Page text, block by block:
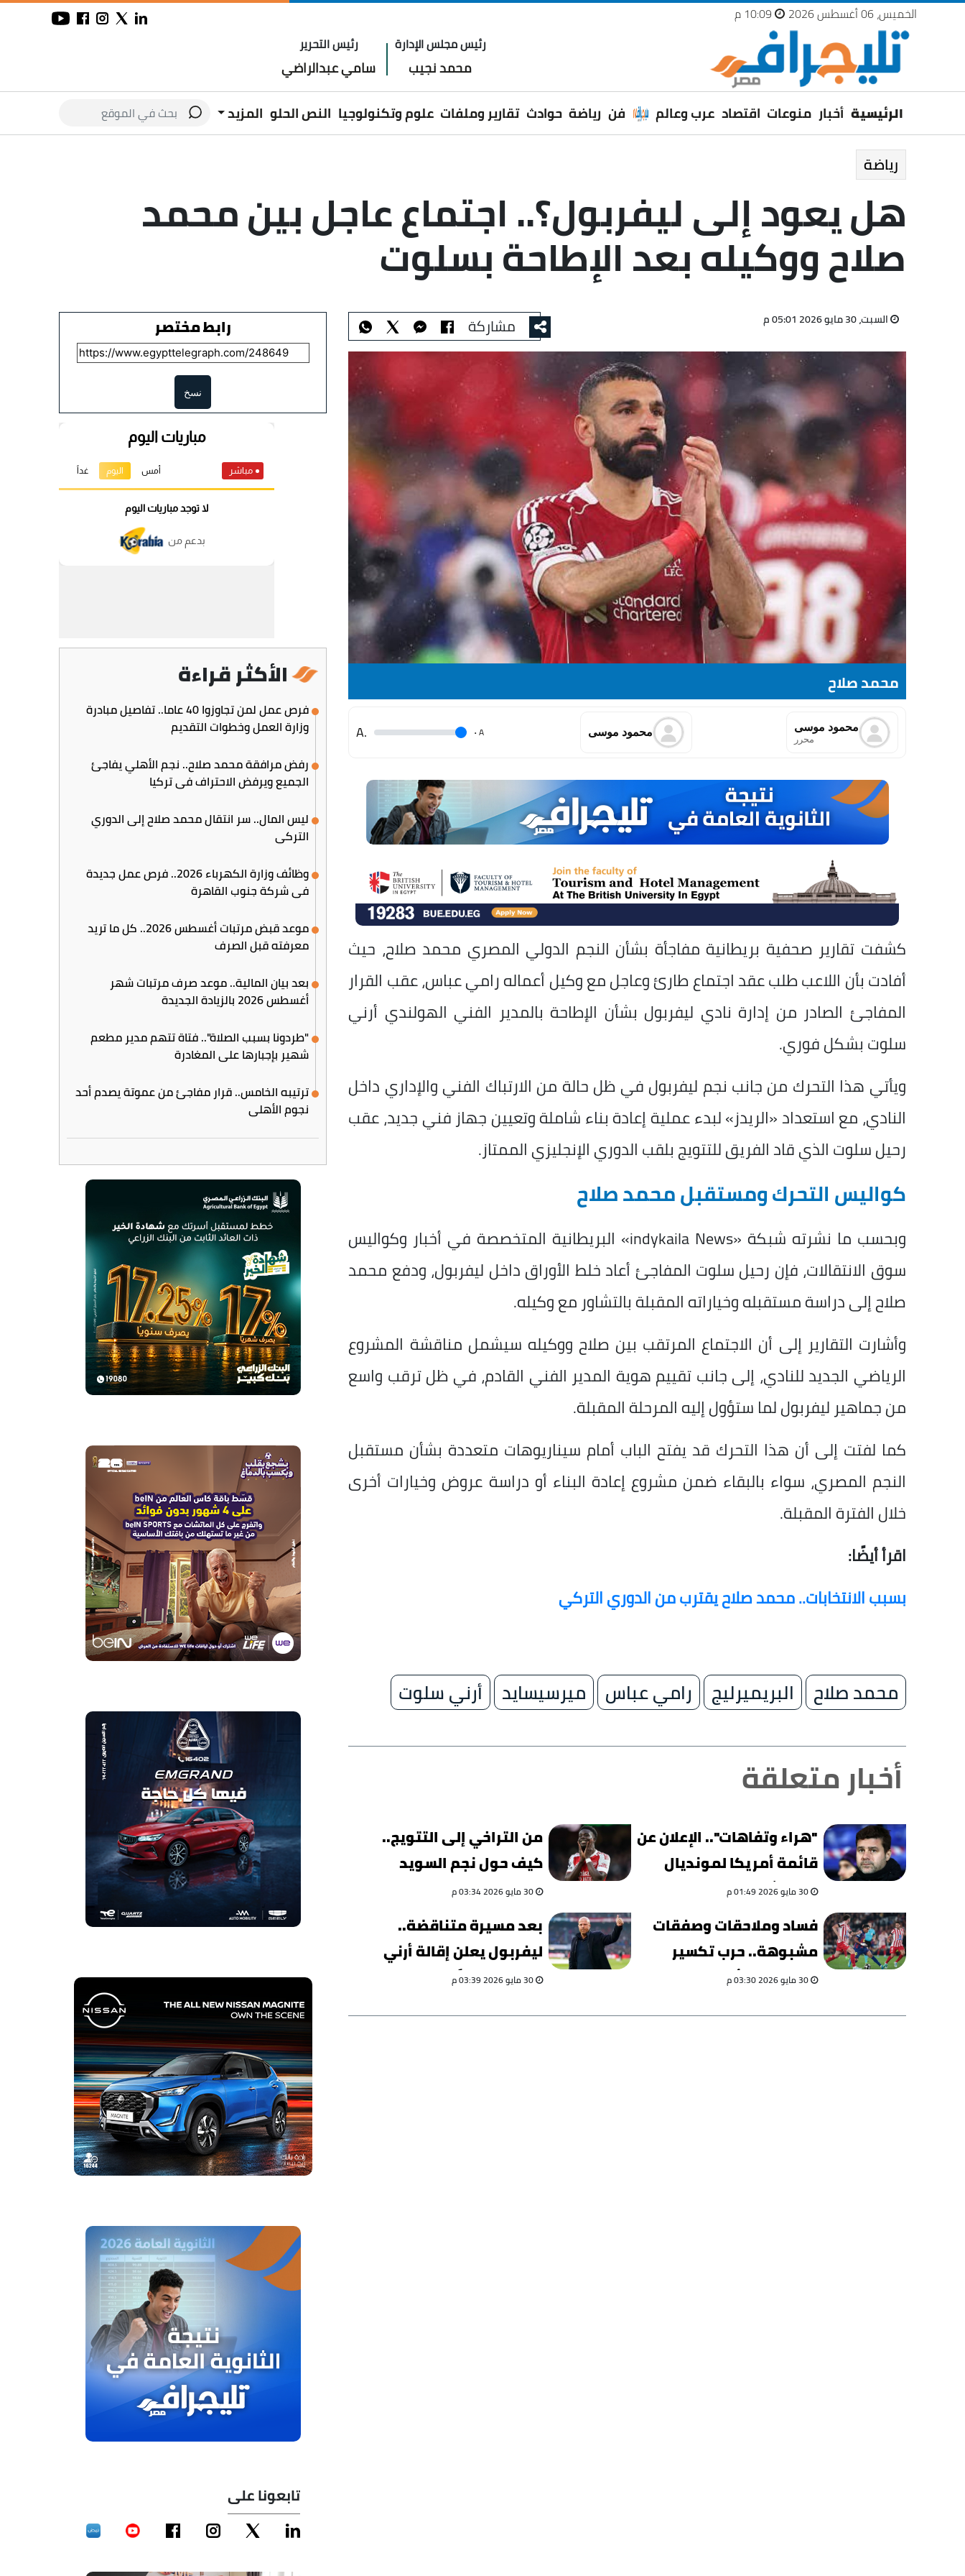
الخميس، 06 أغسطس 2026
رئيس مجلس الإدارة
محمد نجيب
رئيس التحرير
سامي عبدالراضي
الرئيسية أخبار منوعات اقتصاد عرب وعالم فن رياضة حوادث تقارير وملفات علوم وتكنولوجيا النص الحلو المزيد
رياضة
هل يعود إلى ليفربول؟.. اجتماع عاجل بين محمد
صلاح ووكيله بعد الإطاحة بسلوت
السبت، 30 مايو 2026 05:01 م مشاركة
محمد صلاح
محمود موسى
محرر محمود موسى A
.
.A
كشفت تقارير صحفية بريطانية مفاجأة بشأن النجم الدولي المصري محمد صلاح، حيث
أفادت بأن اللاعب طلب عقد اجتماع طارئ وعاجل مع وكيل أعماله رامي عباس، عقب القرار
المفاجئ الصادر من إدارة نادي ليفربول بشأن الإطاحة بالمدير الفني الهولندي أرني
سلوت بشكل فوري.
ويأتي هذا التحرك من جانب نجم ليفربول في ظل حالة من الارتباك الفني والإداري داخل
النادي، مع استعداد «الريدز» لبدء عملية إعادة بناء شاملة وتعيين جهاز فني جديد، عقب
رحيل سلوت الذي قاد الفريق للتتويج بلقب الدوري الإنجليزي الممتاز.
كواليس التحرك ومستقبل محمد صلاح
وبحسب ما نشرته شبكة «indykaila News» البريطانية المتخصصة في أخبار وكواليس
سوق الانتقالات، فإن رحيل سلوت المفاجئ أعاد خلط الأوراق داخل ليفربول، ودفع محمد
صلاح إلى دراسة مستقبله وخياراته المقبلة بالتشاور مع وكيله.
وأشارت التقارير إلى أن الاجتماع المرتقب بين صلاح ووكيله سيشمل مناقشة المشروع
الرياضي الجديد للنادي، إلى جانب تقييم هوية المدير الفني القادم، في ظل ترقب واسع
من جماهير ليفربول لما ستؤول إليه المرحلة المقبلة.
كما لفتت إلى أن هذا التحرك قد يفتح الباب أمام سيناريوهات متعددة بشأن مستقبل
النجم المصري، سواء بالبقاء ضمن مشروع إعادة البناء أو دراسة عروض وخيارات أخرى
خلال الفترة المقبلة.
اقرأ أيضًا:
بسبب الانتخابات.. محمد صلاح يقترب من الدوري التركي
محمد صلاح البريميرليج رامي عباس ميرسيسايد أرني سلوت
أخبار متعلقة
"هراء وتفاهات".. الإعلان عن
قائمة أمريكا لمونديال
2026 يثير الجدل
30 مايو 2026 01:49 م
من التراخي إلى التتويج..
كيف حول نجم السويد
مسيرة ساكا بكلمات
30 مايو 2026 03:34 م
فساد وملاحقات وصفقات
مشبوهة.. حرب تكسير
العظام بين أتلتيكو مدريد
30 مايو 2026 03:30 م
بعد مسيرة متناقضة..
ليفربول يعلن إقالة أرني
سلوت رسمياً
30 مايو 2026 03:39 م
رابط مختصر
نسخ
الأكثر قراءة
فرص عمل لمن تجاوزوا 40 عاما.. تفاصيل مبادرة
وزارة العمل وخطوات التقديم
رفض مرافقة محمد صلاح.. نجم الأهلي يفاجئ
الجميع ويرفض الاحتراف في تركيا
ليس المال.. سر انتقال محمد صلاح إلى الدوري
التركي
وظائف وزارة الكهرباء 2026.. فرص عمل جديدة
في شركة جنوب القاهرة
موعد قبض مرتبات أغسطس 2026.. كل ما تريد
معرفته قبل الصرف
بعد بيان المالية.. موعد صرف مرتبات شهر
أغسطس 2026 بالزيادة الجديدة
"طردونا بسبب الصلاة".. فتاة تتهم مدير مطعم
شهير بإجبارها على المغادرة
ترتيبه الخامس.. قرار مفاجئ من عموتة يصدم أحد
نجوم الأهلي
تابعونا على